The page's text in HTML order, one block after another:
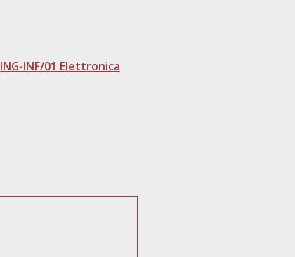
ING-INF/01 Elettronica